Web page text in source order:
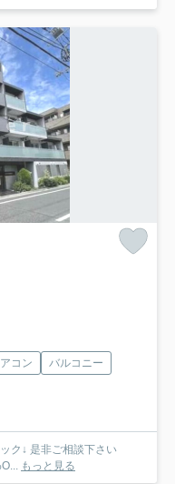
コン
バルコニー
ク↓ 是非ご相談下さい
もっと見る